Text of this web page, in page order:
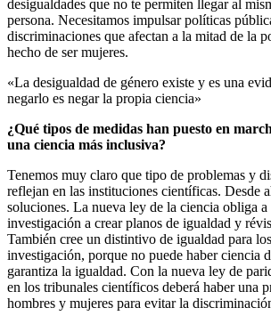
desigualdades que no te permiten llegar al
persona. Necesitamos impulsar políticas
discriminaciones que afectan a la mitad de la
hecho de ser mujeres.
«La desigualdad de género existe y es una
negarlo es negar la propia ciencia»
¿Qué tipos de medidas han puesto en
una ciencia más inclusiva?
Tenemos muy claro que tipo de problemas y
reflejan en las instituciones científicas. Desde
soluciones. La nueva ley de la ciencia obliga a
investigación a crear planos de igualdad y
También cree un distintivo de igualdad para
investigación, porque no puede haber ciencia
garantiza la igualdad. Con la nueva ley de
en los tribunales científicos deberá haber una
hombres y mujeres para evitar la